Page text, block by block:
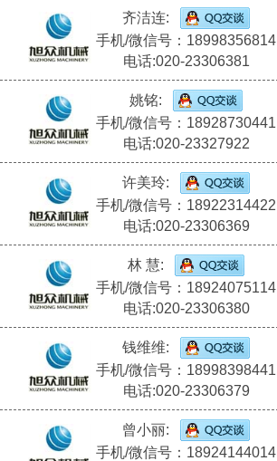
齐洁连:
手机/微信号：18998356814
电话:020-23306381
姚铭:
手机/微信号：18928730441
电话:020-23327922
许美玲:
手机/微信号：18922314422
电话:020-23306369
林 慧:
手机/微信号：18924075114
电话:020-23306380
钱维维:
手机/微信号：18998398441
电话:020-23306379
曾小丽:
手机/微信号：18924144014